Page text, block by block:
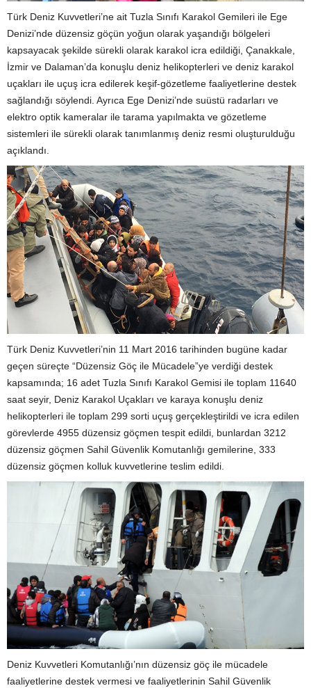
Türk Deniz Kuvvetleri’ne ait Tuzla Sınıfı Karakol Gemileri ile Ege
Denizi’nde düzensiz göçün yoğun olarak yaşandığı bölgeleri
kapsayacak şekilde sürekli olarak karakol icra edildiği, Çanakkale,
İzmir ve Dalaman’da konuşlu deniz helikopterleri ve deniz karakol
uçakları ile uçuş icra edilerek keşif-gözetleme faaliyetlerine destek
sağlandığı söylendi. Ayrıca Ege Denizi’nde suüstü radarları ve
elektro optik kameralar ile tarama yapılmakta ve gözetleme
sistemleri ile sürekli olarak tanımlanmış deniz resmi oluşturulduğu
açıklandı.
Türk Deniz Kuvvetleri’nin 11 Mart 2016 tarihinden bugüne kadar
geçen süreçte “Düzensiz Göç ile Mücadele”ye verdiği destek
kapsamında; 16 adet Tuzla Sınıfı Karakol Gemisi ile toplam 11640
saat seyir, Deniz Karakol Uçakları ve karaya konuşlu deniz
helikopterleri ile toplam 299 sorti uçuş gerçekleştirildi ve icra edilen
görevlerde 4955 düzensiz göçmen tespit edildi, bunlardan 3212
düzensiz göçmen Sahil Güvenlik Komutanlığı gemilerine, 333
düzensiz göçmen kolluk kuvvetlerine teslim edildi.
Deniz Kuvvetleri Komutanlığı’nın düzensiz göç ile mücadele
faaliyetlerine destek vermesi ve faaliyetlerinin Sahil Güvenlik